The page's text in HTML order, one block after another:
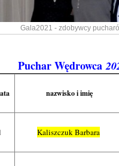
Gala2021 - zdobywcy
Puchar Wędrowca
nazwisko i imię
1 Kaliszczuk Barbara